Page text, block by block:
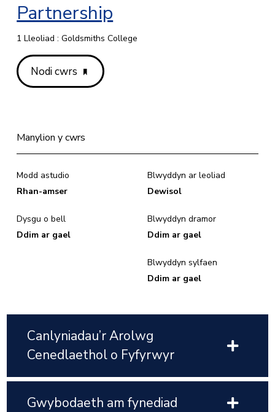
Partnership
1 Lleoliad : Goldsmiths College
Nodi cwrs
Manylion y cwrs
Modd astudio
Rhan-amser
Dysgu o bell
Ddim ar gael
Blwyddyn ar leoliad
Dewisol
Blwyddyn dramor
Ddim ar gael
Blwyddyn sylfaen
Ddim ar gael
Canlyniadau’r Arolwg
Cenedlaethol o Fyfyrwyr
Gwybodaeth am fynediad